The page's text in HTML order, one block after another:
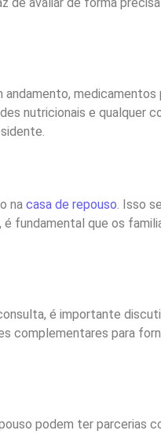
andamento,
nutricionais e qualquer
na casa de repouso . Isso
fundamental que os
é importante
complementares para
podem ter parcerias